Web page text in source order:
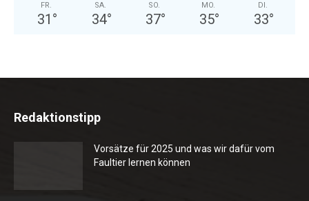
FR.
31 °
SA.
34°
SO.
37°
MO.
35°
DI.
33°
Redaktionstipp
Vorsätze für 2025 und was wir dafür vom
Faultier lernen können